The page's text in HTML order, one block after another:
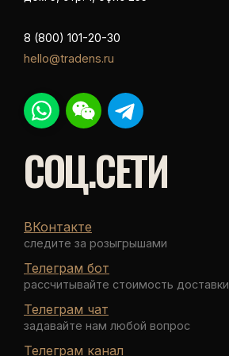
8 (800) 101-20-30
hello@tradens.ru
СОЦ.СЕТИ
ВКонтакте
следите за розыгрышами
Телеграм бот
рассчитывайте стоимость доставки
Телеграм чат
задавайте нам любой вопрос
Телеграм канал